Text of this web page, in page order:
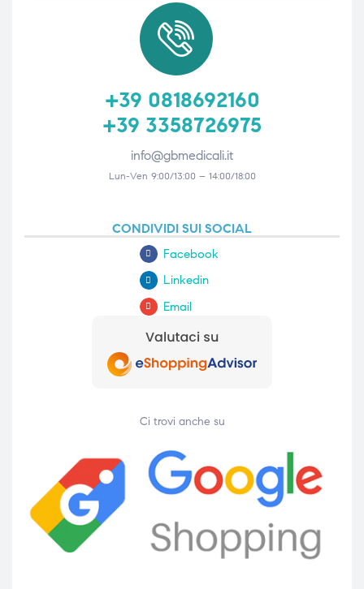
+39 0818692160
+39 3358726975
info@gbmedicali.it
Lun-Ven 9:00/13:00 – 14:00/18:00
CONDIVIDI SUI SOCIAL
Facebook
Linkedin
Email
Ci trovi anche su